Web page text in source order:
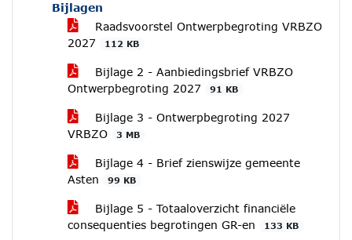
Bijlagen
Raadsvoorstel Ontwerpbegroting VRBZO
2027
112 KB
Bijlage 2 - Aanbiedingsbrief VRBZO
Ontwerpbegroting 2027
91 KB
Bijlage 3 - Ontwerpbegroting 2027
VRBZO
3 MB
Bijlage 4 - Brief zienswijze gemeente
Asten
99 KB
Bijlage 5 - Totaaloverzicht financiële
consequenties begrotingen GR-en
133 KB